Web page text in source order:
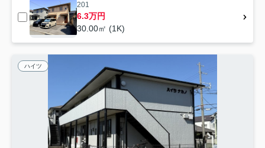
201
6.3万円
30.00㎡ (1K)
ハイツ